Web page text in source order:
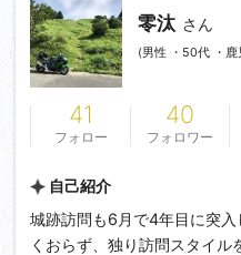
零汰 さん
(男性 ・50代 ・鹿
41
フォロー
40
フォロワー
自己紹介
城跡訪問も6月で4年目に突
くおらず、独り訪問スタイ